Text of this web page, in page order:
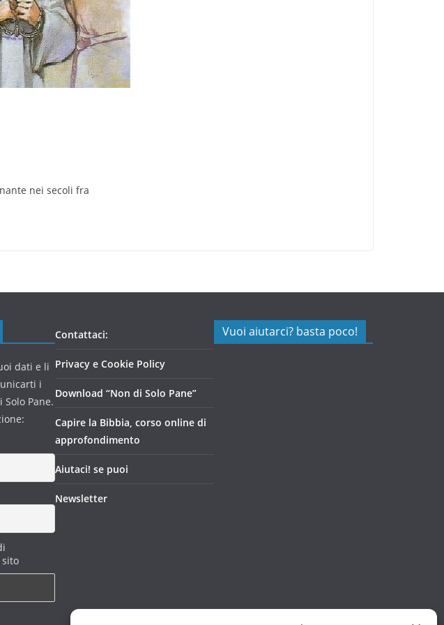
nei secoli fra
dati e li
i
Pane.
sito
Contattaci:
Privacy e Cookie Policy
Download “Non di Solo Pane”
Capire la Bibbia, corso online di
approfondimento
Aiutaci! se puoi
Newsletter
Vuoi aiutarci? basta poco!